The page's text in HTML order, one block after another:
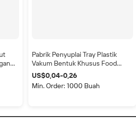
Pabrik Penyuplai Tray Plastik
Vakum Bentuk Khusus Food
Grade, Tray Blister PET
Transparan untuk Display Tabung
Kosmetik
US$0,04-0,26
Min. Order: 1000 Buah